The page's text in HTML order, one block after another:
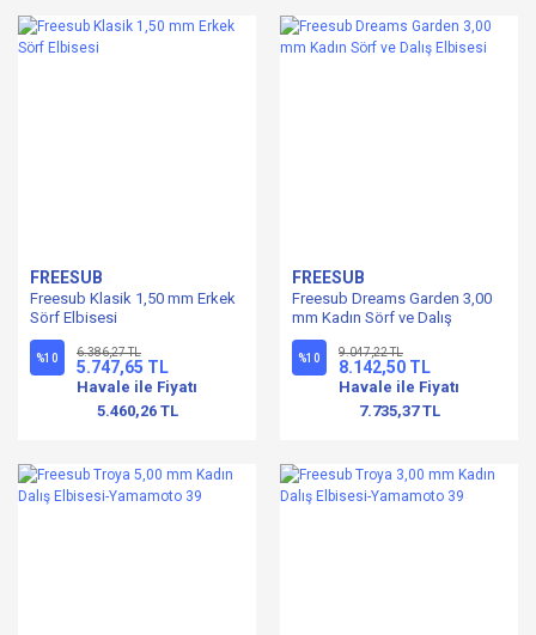
FREESUB
Freesub Klasik 1,50 mm Erkek
Sörf Elbisesi
%10 6.386,27 TL
5.747,65 TL
Havale ile Fiyatı
5.460,26 TL
FREESUB
Freesub Dreams Garden 3,00
mm Kadın Sörf ve Dalış
Elbisesi
%10 9.047,22 TL
8.142,50 TL
Havale ile Fiyatı
7.735,37 TL